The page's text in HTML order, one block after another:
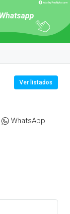
Ver listados
WhatsApp